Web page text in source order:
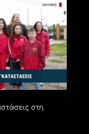
στη